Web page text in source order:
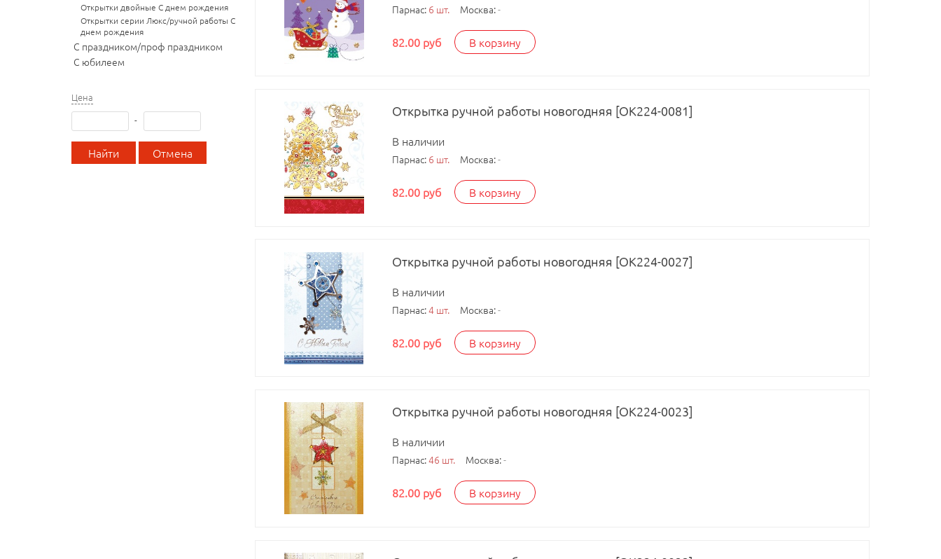
Открытки двойные С днем рождения
Открытки серии Люкс/ручной работы С
днем рождения
С праздником/проф праздником
С юбилеем
Цена
-
Парнас: 6 шт. Москва:-
82.00 руб В корзину
Открытка ручной работы новогодняя [ОК224-0081]
В наличии
Парнас: 6 шт. Москва:-
82.00 руб В корзину
Открытка ручной работы новогодняя [ОК224-0027]
В наличии
Парнас:4 шт. Москва:-
82.00 руб В корзину
Открытка ручной работы новогодняя [ОК224-0023]
В наличии
Парнас:46 шт. Москва:-
82.00 руб В корзину